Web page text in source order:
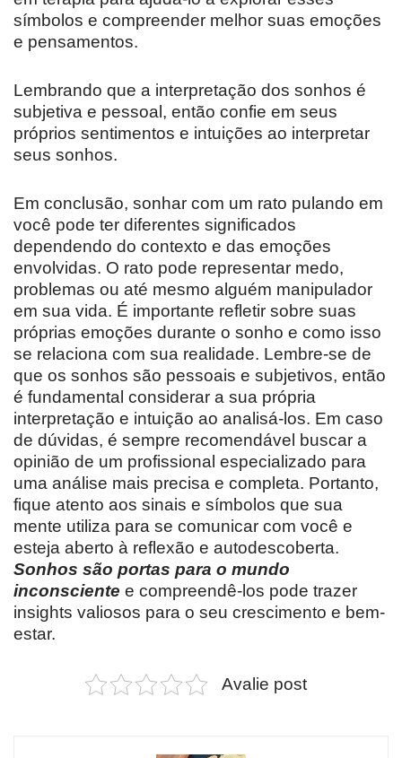
símbolos e compreender melhor suas emoções
e pensamentos.
Lembrando que a interpretação dos sonhos é
subjetiva e pessoal, então confie em seus
próprios sentimentos e intuições ao interpretar
seus sonhos.
Em conclusão, sonhar com um rato pulando em
você pode ter diferentes significados
dependendo do contexto e das emoções
envolvidas. O rato pode representar medo,
problemas ou até mesmo alguém manipulador
em sua vida. É importante refletir sobre suas
próprias emoções durante o sonho e como isso
se relaciona com sua realidade. Lembre-se de
que os sonhos são pessoais e subjetivos, então
é fundamental considerar a sua própria
interpretação e intuição ao analisá-los. Em caso
de dúvidas, é sempre recomendável buscar a
opinião de um profissional especializado para
uma análise mais precisa e completa. Portanto,
fique atento aos sinais e símbolos que sua
mente utiliza para se comunicar com você e
esteja aberto à reflexão e autodescoberta.
Sonhos são portas para o mundo
inconsciente e compreendê-los pode trazer
insights valiosos para o seu crescimento e bem-
estar.
Avalie post